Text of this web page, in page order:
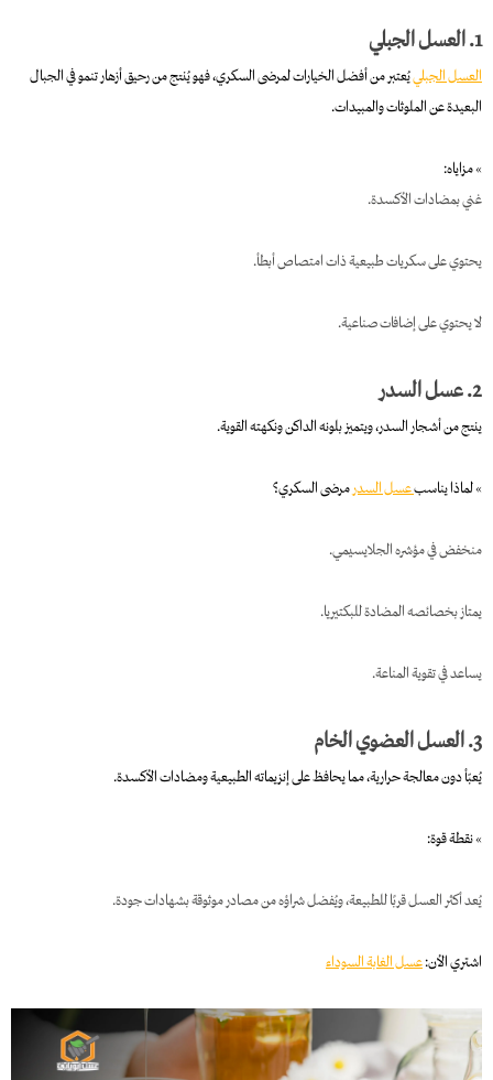
1. العسل الجبلي
العسل الجبلييُعتبر من أفضل الخيارات لمرضى السكري، فهو يُنتج من رحيق أزهار تنمو في الجبال
البعيدة عن الملوثات والمبيدات.
» مزاياه:
غني بمضادات الأكسدة.
يحتوي على سكريات طبيعية ذات امتصاص أبطأ.
لا يحتوي على إضافات صناعية.
2. عسل السدر
ينتج من أشجار السدر، ويتميز بلونه الداكن ونكهته القوية.
» لماذا يناسبعسل السدر مرضى السكري؟
منخفض في مؤشره الجلايسيمي.
يمتاز بخصائصه المضادة للبكتيريا.
يساعد في تقوية المناعة.
3. العسل العضوي الخام
يُعبّأ دون معالجة حرارية، مما يحافظ على إنزيماته الطبيعية ومضادات الأكسدة.
» نقطة قوة:
يُعد أكثر العسل قربًا للطبيعة، ويُفضل شراؤه من مصادر موثوقة بشهادات جودة.
اشتري الأن:عسل الغابة السوداء